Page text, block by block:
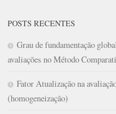
POSTS RECENTES
Grau de fundamentação
avaliações no Método
Fator Atualização na
(homogeneização)